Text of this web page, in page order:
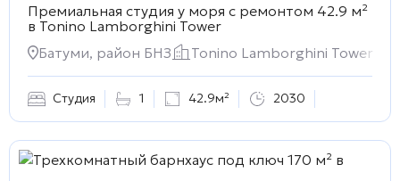
Премиальная студия у моря с ремонтом 42.9 м²
в Tonino Lamborghini Tower
Батуми, район БНЗ
Tonino Lamborghini Tower
Студия 1 42.9м² 2030